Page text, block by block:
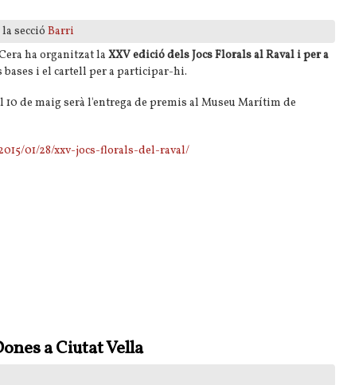
la secció Barri
ha organitzat la XXV edició dels Jocs Florals al Raval i per a
bases i el cartell per a participar-hi.
de maig serà l'entrega de premis al Museu Marítim de
01/28/xxv-jocs-florals-del-raval/
a Ciutat Vella